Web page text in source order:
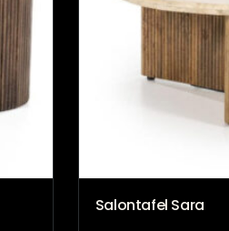
Salontafel Sara